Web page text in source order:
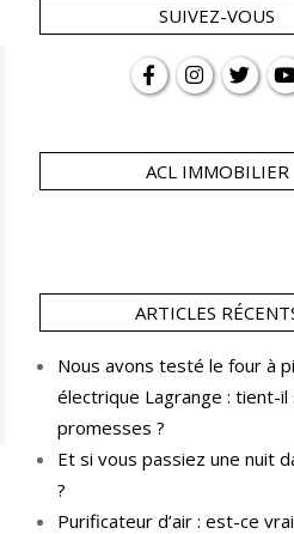
SUIVEZ-VOUS
ACL IMMOBILIER
ARTICLES
Nous avons testé le four à
électrique Lagrange : tient-il
promesses ?
Et si vous passiez une nuit
?
Purificateur d’air : est-ce